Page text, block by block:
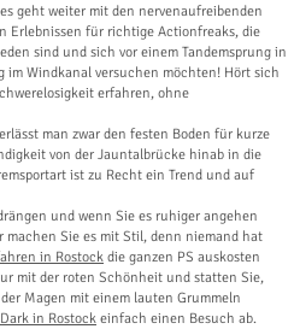
geht weiter mit den nervenaufreibenden
Erlebnissen für richtige Actionfreaks, die
sind und sich vor einem Tandemsprung in
im Windkanal versuchen möchten! Hört sich
erfahren, ohne
man zwar den festen Boden für kurze
von der Jauntalbrücke hinab in die
ist zu Recht ein Trend und auf
und wenn Sie es ruhiger angehen
machen Sie es mit Stil, denn niemand hat
in Rostock die ganzen PS auskosten
mit der roten Schönheit und statten Sie,
Magen mit einem lauten Grummeln
in Rostock einfach einen Besuch ab.